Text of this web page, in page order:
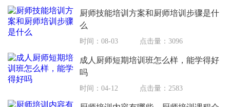
厨师技能培训方案和厨师培训步骤是什
么
时间：08-03 点击量：3096
成人厨师短期培训班怎么样，能学得好
吗
时间：04-12 点击量：2583